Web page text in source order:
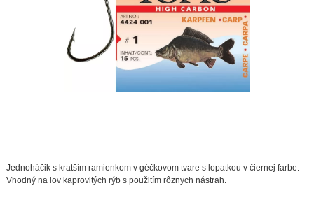
Jednoháčik s kratším ramienkom v géčkovom tvare s lopatkou v čiernej farbe.
Vhodný na lov kaprovitých rýb s použitím rôznych nástrah.